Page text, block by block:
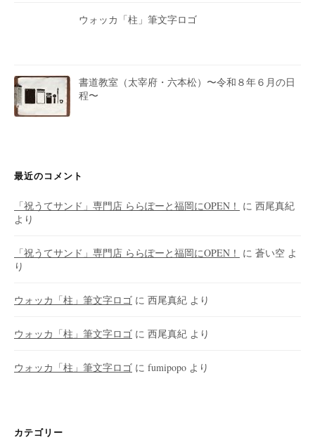
ウォッカ「柱」筆文字ロゴ
書道教室（太宰府・六本松）〜令和８年６月の日
程〜
最近のコメント
「祝うてサンド」専門店 ららぽーと福岡にOPEN！ に 西尾真紀
より
「祝うてサンド」専門店 ららぽーと福岡にOPEN！ に 蒼い空 よ
り
ウォッカ「柱」筆文字ロゴ に 西尾真紀 より
ウォッカ「柱」筆文字ロゴ に 西尾真紀 より
ウォッカ「柱」筆文字ロゴ に fumipopo より
カテゴリー